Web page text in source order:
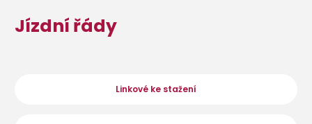
Jízdní řády
Linkové ke stažení